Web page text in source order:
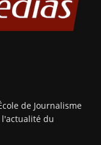
de Journalisme
du